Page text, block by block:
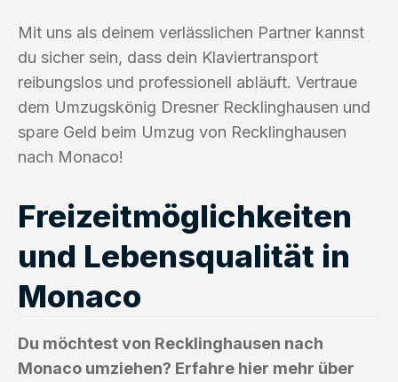
Mit uns als deinem verlässlichen Partner kannst
du sicher sein, dass dein Klaviertransport
reibungslos und professionell abläuft. Vertraue
dem Umzugskönig Dresner Recklinghausen und
spare Geld beim Umzug von Recklinghausen
nach Monaco!
Freizeitmöglichkeiten
und Lebensqualität in
Monaco
Du möchtest von Recklinghausen nach
Monaco umziehen? Erfahre hier mehr über